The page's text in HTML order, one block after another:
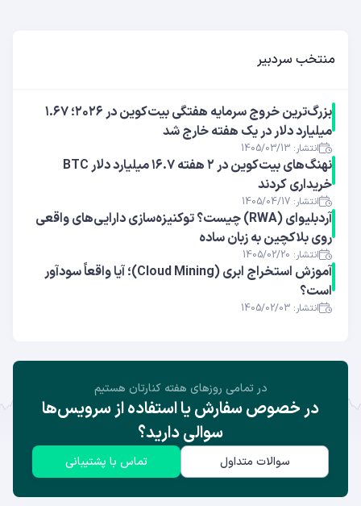
منتخب سردبیر
بزرگ‌ترین خروج سرمایه هفتگی بیت‌کوین در ۲۰۲۶؛ ۱.۶۷
میلیارد دلار در یک هفته خارج شد
انتشار: 1405/03/13
نهنگ‌های بیت‌کوین در ۲ هفته ۱۶.۷ میلیارد دلار BTC
خریداری کردند
انتشار: 1405/04/17
آر‌دبلیوای (RWA) چیست؟ توکنیزه‌سازی دارایی‌های واقعی
روی بلاکچین به زبان ساده
انتشار: 1405/02/20
آموزش استخراج ابری (Cloud Mining)؛ آیا واقعاً سودآور
است؟
انتشار: 1405/02/03
در تمامی روز‌های هفته کنارتان هستیم
در خصوص سفارش یا استفاده از سرویس‌ها
سوالی دارید؟
سوالات متداول تماس با پشتیبانی